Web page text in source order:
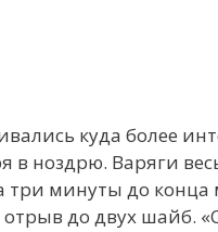
куда более
ноздрю. Варяги
три минуты до конца
до двух шайб.